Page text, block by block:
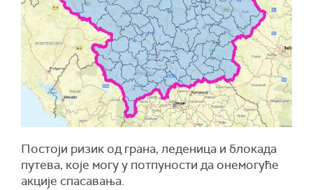
Постоји ризик од грана, леденица и блокада
путева, које могу у потпуности да онемогуће
акције спасавања.